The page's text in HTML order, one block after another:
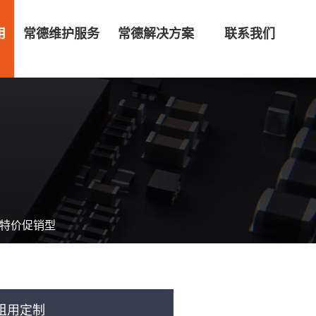
常德维护服务 常德解决方案 联系我们
价促销型
用定制